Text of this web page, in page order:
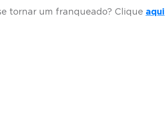
tornar um franqueado? Clique aqui